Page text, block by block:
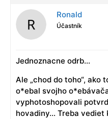
Ronald
Účastník
Jednoznacne odrb…
Ale „chod do toho“, ako
o*ebal svojho
vyphotoshopovali
hovadiny… Treba vediet